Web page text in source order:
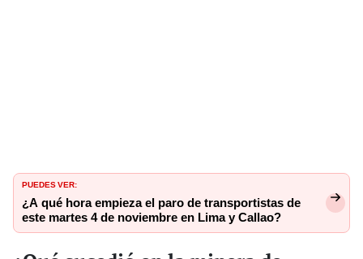
PUEDES VER:
¿A qué hora empieza el paro de transportistas de
este martes 4 de noviembre en Lima y Callao?